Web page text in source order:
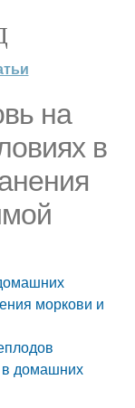
на
в
моркови и
домашних